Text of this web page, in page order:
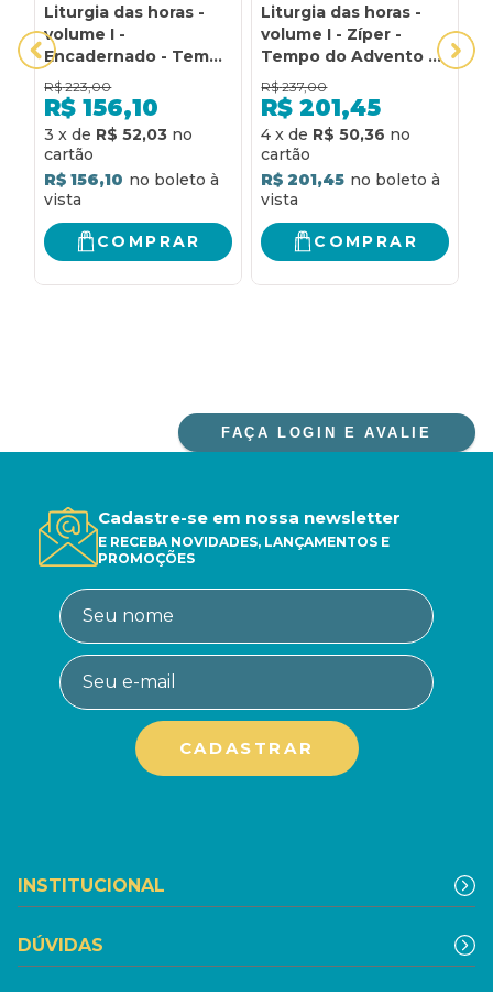
Liturgia das horas -
volume I -
Encadernado - Tempo
do Advento e Tempo
do Natal: tempo do
advento e tempo do
natal
R$ 223,00
R$ 156,10
3 x de R$ 52,03
R$ 156,10
COMPRAR
Liturgia das horas -
volume I - Zíper -
Tempo do Advento e
Tempo do Natal: zíper
- Tempo do Advento
e Tempo do Natal
R$ 237,00
R$ 201,45
4 x de R$ 50,36
R$ 201,45
COMPRAR
FAÇA LOGIN E AVALIE
Cadastre-se em nossa newsletter
E RECEBA NOVIDADES, LANÇAMENTOS E
PROMOÇÕES
INSTITUCIONAL
DÚVIDAS